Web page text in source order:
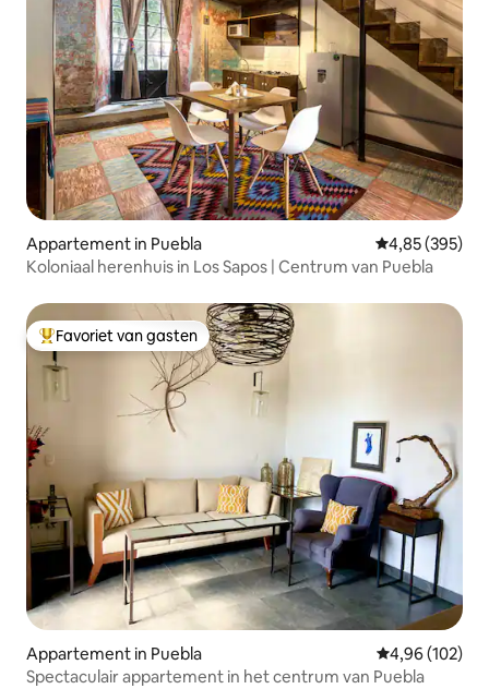
Appartement in Puebla Gemiddelde
4,85 (395)
Koloniaal herenhuis in Los Sapos | Centrum van Puebla
Topfavoriet van gasten
Favoriet van gasten
Appartement in Puebla Gemiddelde
4,96 (102)
Spectaculair appartement in het centrum van Puebla